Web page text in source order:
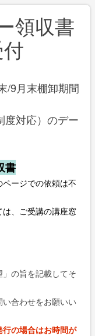
領収書
/9月末棚卸期間
度対応）のデー
書
ページでの依頼は不
は、ご受講の講座窓
」の旨を記載してそ
合わせをお願いい
行の場合はお時間が